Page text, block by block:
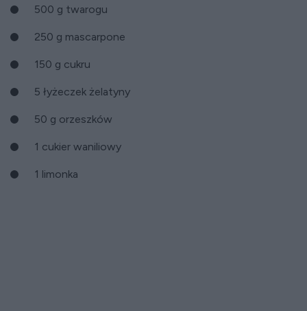
500 g twarogu
250 g mascarpone
150 g cukru
5 łyżeczek żelatyny
50 g orzeszków
1 cukier waniliowy
1 limonka